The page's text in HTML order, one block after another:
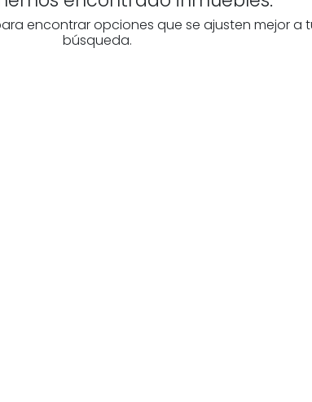
encontrar opciones que se ajusten mejor a
búsqueda.